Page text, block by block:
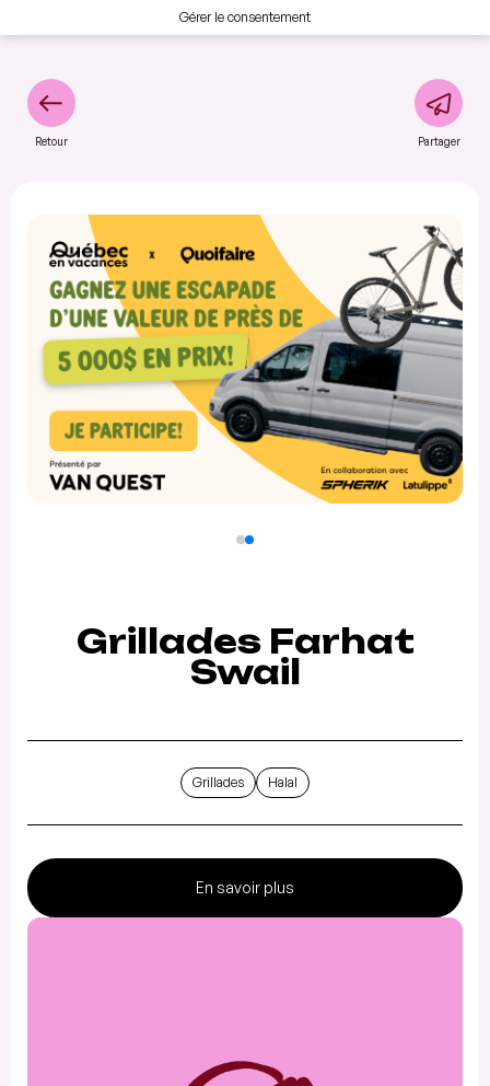
Gérer le consentement
Retour Partager
Grillades Farhat
Swail
Grillades Halal
En savoir plus